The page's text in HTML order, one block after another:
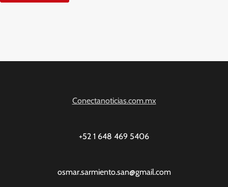
Conectanoticias.com.mx
+52 1 648 469 5406
osmar.sarmiento.san@gmail.com